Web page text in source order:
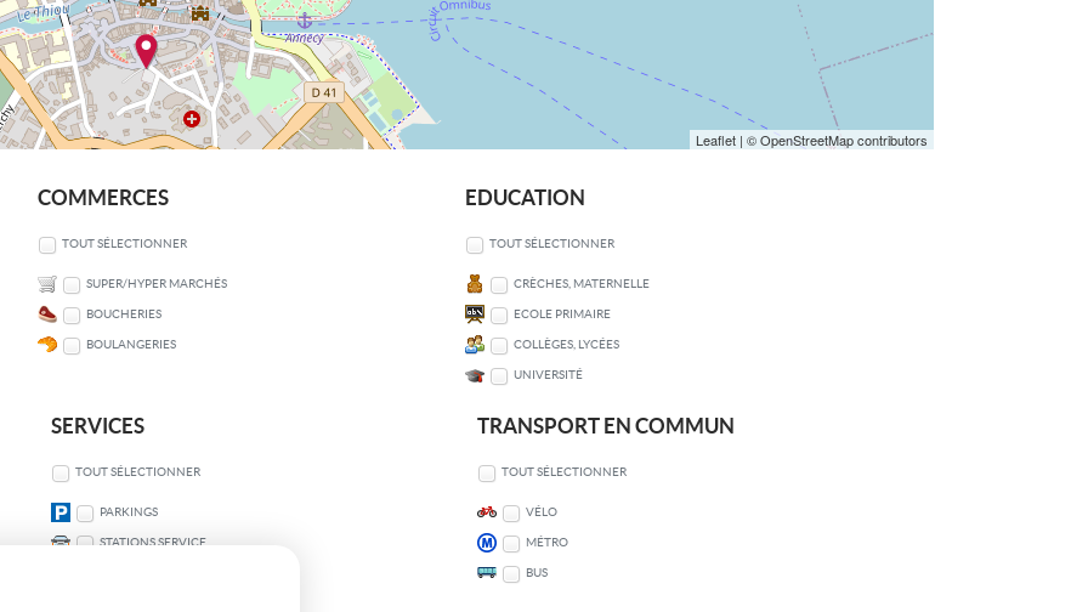
Leaflet | © OpenStreetMap contributors
COMMERCES
TOUT SÉLECTIONNER
SUPER/HYPER MARCHÉS
BOUCHERIES
BOULANGERIES
EDUCATION
TOUT SÉLECTIONNER
CRÈCHES, MATERNELLE
ECOLE PRIMAIRE
COLLÈGES, LYCÉES
UNIVERSITÉ
SERVICES
TOUT SÉLECTIONNER
PARKINGS
STATIONS SERVICE
TRANSPORT EN COMMUN
TOUT SÉLECTIONNER
VÉLO
MÉTRO
BUS